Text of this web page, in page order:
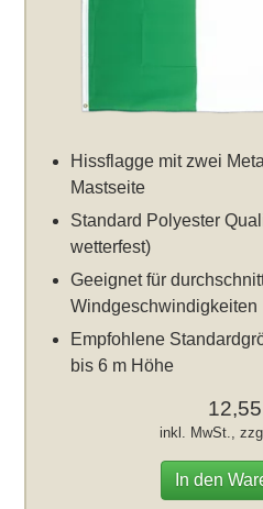
Hissflagge mit zwei
Mastseite
Standard Polyester
wetterfest)
Geeignet für
Windgeschwindigkeiten
Empfohlene
bis 6 m Höhe
inkl. MwSt.,
In den